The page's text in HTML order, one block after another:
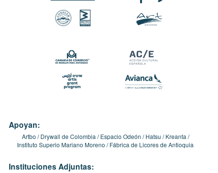
Apoyan:
Artbo Drywall de Colombia Espacio Odeón Hatsu
Kreanta
Instituto Superio Mariano Moreno
Fábrica de Licores de Antioquia
Instituciones Adjuntas: